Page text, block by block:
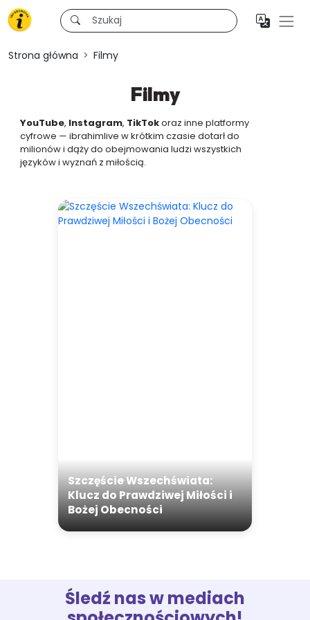
Strona główna Filmy
Filmy
YouTube, Instagram, TikTokoraz inne platformy
cyfrowe — ibrahimlive w krótkim czasie dotarł do
milionów i dąży do obejmowania ludzi wszystkich
języków i wyznań z miłością.
Szczęście Wszechświata:
Klucz do Prawdziwej Miłości i
Bożej Obecności
Śledź nas w mediach